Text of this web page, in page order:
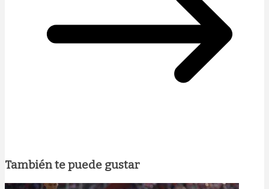
También te puede gustar